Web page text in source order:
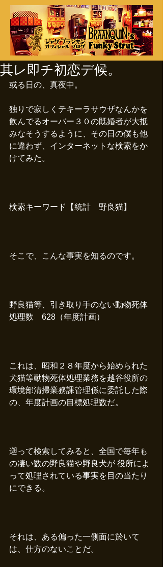
其レ即チ初恋デ候。
或る日の、真夜中。
独りで寂しくテキーラサウザなんかを
飲んでるオーバー３０の既婚者が大抵
みなそうするように、その日の僕も他
に違わず、インターネットな検索をか
けてみた。
検索キーワード【統計　野良猫】
そこで、こんな事実を知るのです。
野良猫等、引き取り手のない動物死体
処理数　628（年度計画）
これは、昭和２８年度から始められた
犬猫等動物死体処理業務を越谷役所の
環境部清掃業務課管理係に委託した際
の、年度計画の目標処理数だ。
遡って検索してみると、全国で毎年も
の凄い数の野良猫や野良犬が 役所によ
って処理されている事実を目の当たり
にできる。
それは、ある偏った一側面に於いて
は、仕方のないことだ。